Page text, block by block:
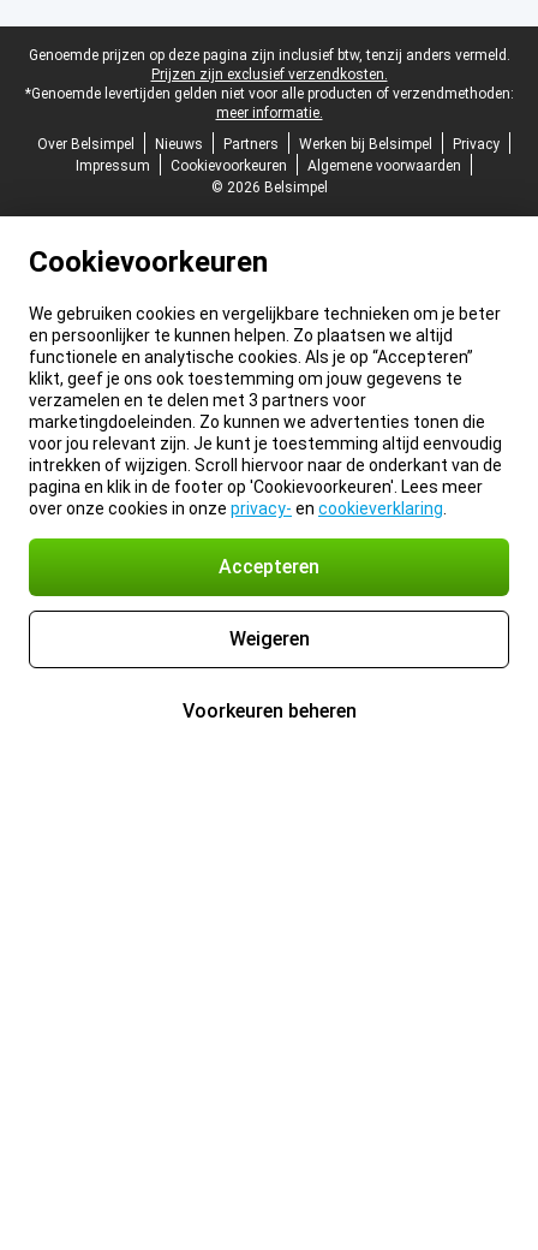
Juridische voettekst
Genoemde prijzen op deze pagina zijn inclusief btw, tenzij anders vermeld.
Prijzen zijn exclusief verzendkosten.
*Genoemde levertijden gelden niet voor alle producten of verzendmethoden:
meer informatie.
Over Belsimpel
Nieuws Partners Werken bij Belsimpel
Privacy
Impressum
Cookievoorkeuren
Algemene voorwaarden
© 2026 Belsimpel
Cookievoorkeuren
We gebruiken cookies en vergelijkbare technieken om je beter
en persoonlijker te kunnen helpen. Zo plaatsen we altijd
functionele en analytische cookies. Als je op “Accepteren”
klikt, geef je ons ook toestemming om jouw gegevens te
verzamelen en te delen met 3 partners voor
marketingdoeleinden. Zo kunnen we advertenties tonen die
voor jou relevant zijn. Je kunt je toestemming altijd eenvoudig
intrekken of wijzigen. Scroll hiervoor naar de onderkant van de
pagina en klik in de footer op 'Cookievoorkeuren'. Lees meer
over onze cookies in onze privacy- en cookieverklaring
Accepteren
Weigeren
Voorkeuren beheren